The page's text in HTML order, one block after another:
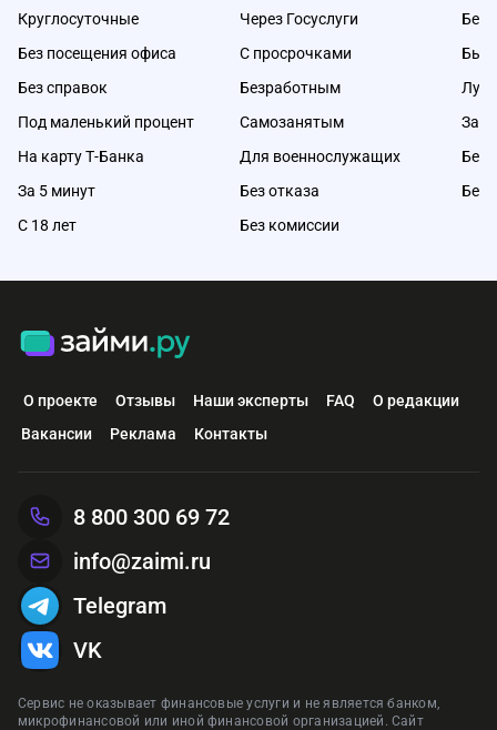
Круглосуточные
Без посещения офиса
Без справок
Под маленький процент
На карту Т-Банка
За 5 минут
С 18 лет
Через Госуслуги
С просрочками
Безработным
Самозанятым
Для военнослужащих
Без отказа
Без комиссии
Без
Без
Без
О проекте Отзывы Наши эксперты FAQ
О редакции
Вакансии
Реклама Контакты
Сервис не оказывает финансовые услуги и не является банком,
микрофинансовой или иной финансовой организацией. Сайт
8 800 300 69 72
info@zaimi.ru
Telegram
VK